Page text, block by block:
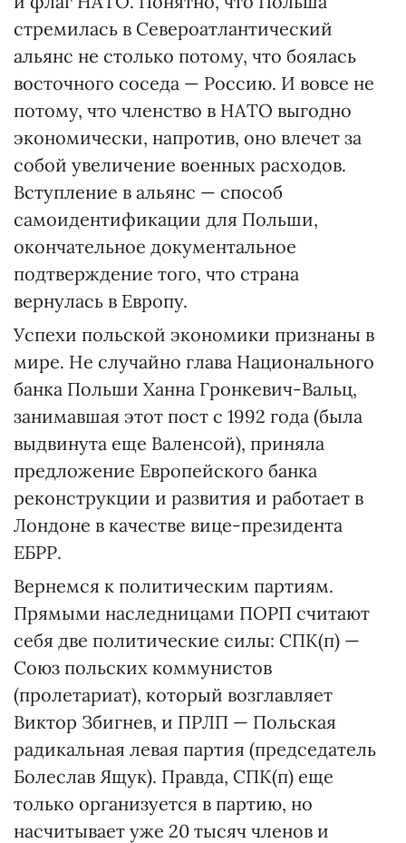
стремилась в Североатлантический
альянс не столько потому, что боялась
восточного соседа — Россию. И вовсе не
потому, что членство в НАТО выгодно
экономически, напротив, оно влечет за
собой увеличение военных расходов.
Вступление в альянс — способ
самоидентификации для Польши,
окончательное документальное
подтверждение того, что страна
вернулась в Европу.
Успехи польской экономики признаны в
мире. Не случайно глава Национального
банка Польши Ханна Гронкевич-Вальц,
занимавшая этот пост с 1992 года (была
выдвинута еще Валенсой), приняла
предложение Европейского банка
реконструкции и развития и работает в
Лондоне в качестве вице-президента
ЕБРР.
Вернемся к политическим партиям.
Прямыми наследницами ПОРП считают
себя две политические силы: СПК(п) —
Союз польских коммунистов
(пролетариат), который возглавляет
Виктор Збигнев, и ПРЛП — Польская
радикальная левая партия (председатель
Болеслав Ящук). Правда, СПК(п) еще
только организуется в партию, но
насчитывает уже 20 тысяч членов и